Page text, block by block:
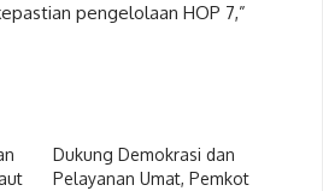
pengelolaan HOP 7,”
Dukung Demokrasi dan
Pelayanan Umat, Pemkot